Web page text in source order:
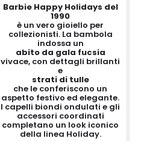
Barbie Happy Holidays del
1990
è un vero gioiello per
collezionisti. La bambola
indossa un
abito da gala fucsia
vivace, con dettagli brillanti
e
strati di tulle
che le conferiscono un
aspetto festivo ed elegante.
I capelli biondi ondulati e gli
accessori coordinati
completano un look iconico
della linea Holiday.